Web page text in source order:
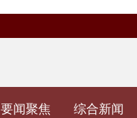
要闻聚焦 综合新闻